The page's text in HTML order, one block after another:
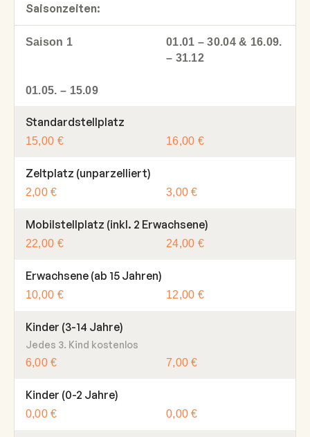
Saisonzeiten:
Saison 1
01.01 – 30.04 & 16.09.
– 31.12
01.05. – 15.09
Standardstellplatz
15,00 € 16,00 €
Zeltplatz (unparzelliert)
2,00 € 3,00 €
Mobilstellplatz (inkl. 2 Erwachsene)
22,00 € 24,00 €
Erwachsene (ab 15 Jahren)
10,00 € 12,00 €
Kinder (3-14 Jahre)
Jedes 3. Kind kostenlos
6,00 €
7,00 €
Kinder (0-2 Jahre)
0,00 € 0,00 €